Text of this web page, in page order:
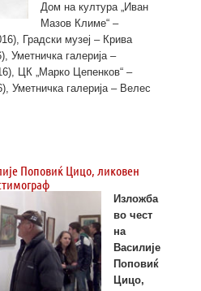
Дом на култура „Иван
Мазов Климе“ –
Градски музеј – Крива
Уметничка галерија –
ЦК „Марко Цепенков“ –
Уметничка галерија – Велес
Поповиќ Цицо, ликовен
Изложба
во чест
на
Василије
Поповиќ
Цицо,